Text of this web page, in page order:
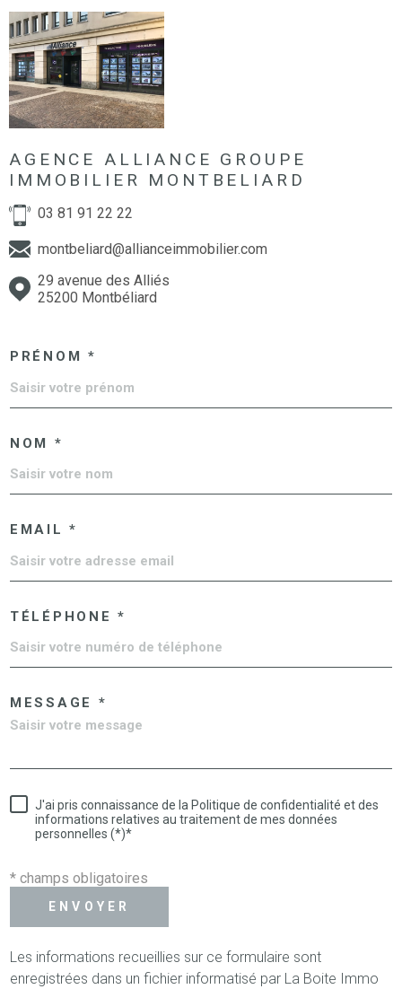
AGENCE ALLIANCE GROUPE
IMMOBILIER MONTBELIARD
03 81 91 22 22
montbeliard@allianceimmobilier.com
29 avenue des Alliés
25200 Montbéliard
PRÉNOM *
NOM *
EMAIL *
TÉLÉPHONE *
MESSAGE *
J'ai pris connaissance de la Politique de confidentialité et des
informations relatives au traitement de mes données
personnelles (*)*
* champs obligatoires
ENVOYER
Les informations recueillies sur ce formulaire sont
enregistrées dans un fichier informatisé par La Boite Immo